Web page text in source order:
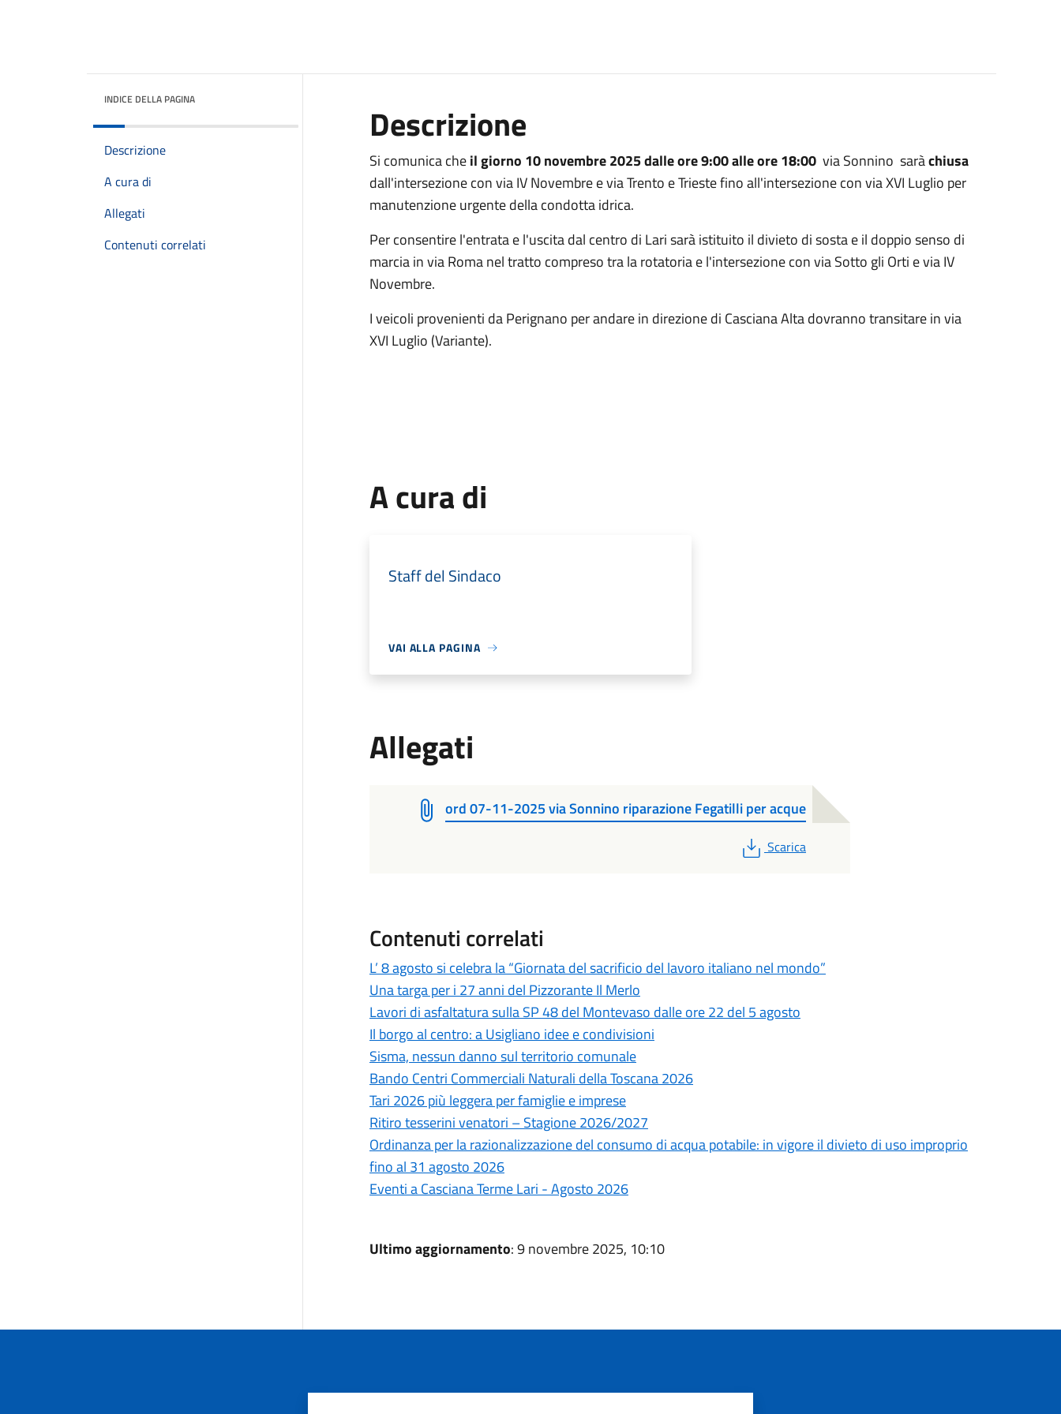
INDICE DELLA PAGINA
Descrizione
A cura di
Allegati
Contenuti correlati
Descrizione
Si comunica cheil giorno 10 novembre 2025 dalle ore 9:00 alle ore 18:00via Sonnino saràchiusa
dall'intersezione con via IV Novembre e via Trento e Trieste fino all'intersezione con via XVI Luglio per
manutenzione urgente della condotta idrica.
Per consentire l'entrata e l'uscita dal centro di Lari sarà istituito il divieto di sosta e il doppio senso di
marcia in via Roma nel tratto compreso tra la rotatoria e l'intersezione con via Sotto gli Orti e via IV
Novembre.
I veicoli provenienti da Perignano per andare in direzione di Casciana Alta dovranno transitare in via
XVI Luglio (Variante).
A cura di
Staff del Sindaco
VAI ALLA PAGINA
Allegati
ord 07-11-2025 via Sonnino riparazione Fegatilli per acque
PDF
Scarica
Contenuti correlati
L’ 8 agosto si celebra la “Giornata del sacrificio del lavoro italiano nel mondo”
Una targa per i 27 anni del Pizzorante Il Merlo
Lavori di asfaltatura sulla SP 48 del Montevaso dalle ore 22 del 5 agosto
Il borgo al centro: a Usigliano idee e condivisioni
Sisma, nessun danno sul territorio comunale
Bando Centri Commerciali Naturali della Toscana 2026
Tari 2026 più leggera per famiglie e imprese
Ritiro tesserini venatori – Stagione 2026/2027
Ordinanza per la razionalizzazione del consumo di acqua potabile: in vigore il divieto di uso improprio
fino al 31 agosto 2026
Eventi a Casciana Terme Lari - Agosto 2026
Ultimo aggiornamento: 9 novembre 2025, 10:10